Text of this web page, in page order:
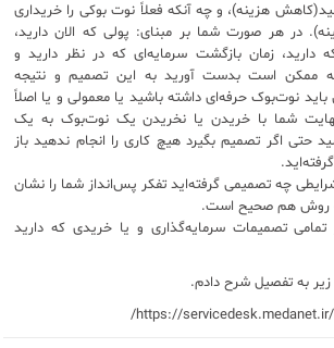
هزینه)، و چه آنکه فعلاً نوت بوکی را خریداری
در هر صورت شما بر مبنای: پولی که الان دارید،
دارید، زمان بازگشت سرمایه‌ای که در نظر دارید و
که ممکن است بدست آورید به این تصمیم و نتیجه
باید نوت‌بوک حرفه‌ای داشته باشید یا معمولی و یا اصلاً
شما با خریدن یا نخریدن یک نوت‌بوک به یک
حتی اگر تصمیم بگیرد هیچ کاری را انجام ندهید باز
چه تصمیمی گرفته‌اید تفکر پس‌انداز شما را نشان
روش هم صحیح است.
تصمیمات سرمایه‌گذاری و یا خریدی که دارید
به تفصیل شرح دادم.
https://